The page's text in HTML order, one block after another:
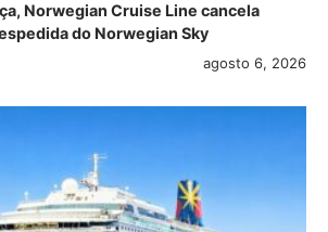
Norwegian Cruise Line cancela
do Norwegian Sky
agosto 6, 2026